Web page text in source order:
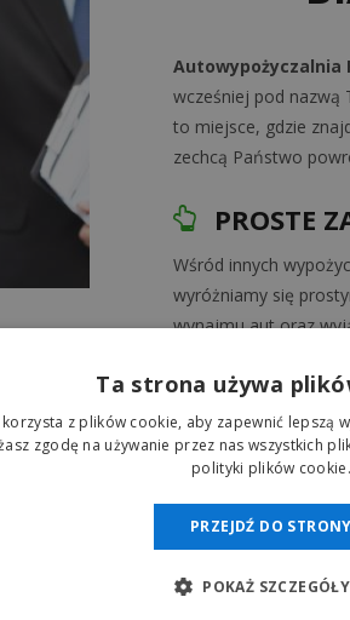
Autowypożyczalnia
wcześniej pod nazwą
to miejsce, gdzie
zechcą Państwo
PROSTE
Wśród innych
wyróżniamy się
wynajmu aut oraz
AUTA
Flota naszej
samochody z
zarówno z manualną
Ta strona używa
z plików cookie, aby zapewnić lepszą
zgodę na używanie przez nas wszystkich
polityki plików cookie.
PRZEJDŹ DO STRONY
POKAŻ SZCZEGÓŁY